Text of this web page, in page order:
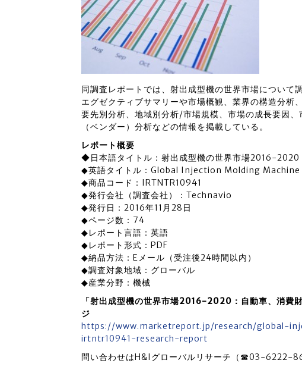
同調査レポートでは、射出成型機の世界市場について
エグゼクティブサマリーや市場概観、業界の構造分析
要先別分析、地域別分析/市場規模、市場の成長要因
（ベンダー）分析などの情報を掲載している。
レポート概要
◆日本語タイトル：射出成型機の世界市場2016-2020
◆英語タイトル：Global Injection Molding
◆商品コード：IRTNTR10941
◆発行会社（調査会社）：Technavio
◆発行日：2016年11月28日
◆ページ数：74
◆レポート言語：英語
◆レポート形式：PDF
◆納品方法：Eメール（受注後24時間以内）
◆調査対象地域：グローバル
◆産業分野：機械
「射出成型機の世界市場2016-2020：自動車、消費
ジ
https://www.marketreport.jp/research/global-
irtntr10941-research-report
問い合わせはH&Iグローバルリサーチ（☎03-6222-